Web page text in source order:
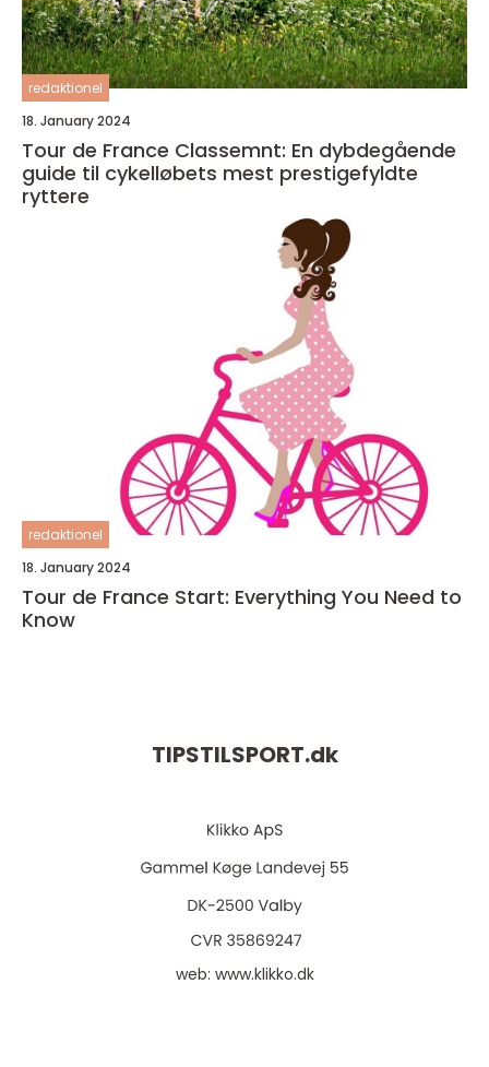
redaktionel
18. January 2024
Tour de France Classemnt: En dybdegående
guide til cykelløbets mest prestigefyldte
ryttere
redaktionel
18. January 2024
Tour de France Start: Everything You Need to
Know
TIPSTILSPORT.dk
web: www.klikko.dk